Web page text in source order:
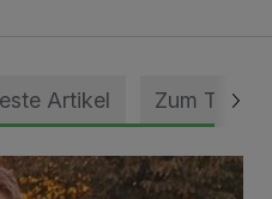
Artikel Zum Thema
leben